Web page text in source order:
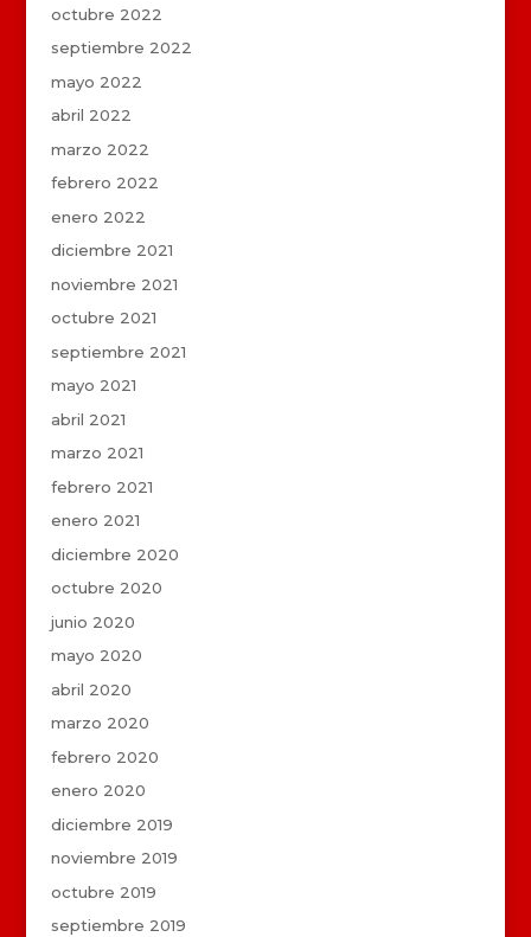
octubre 2022
septiembre 2022
mayo 2022
abril 2022
marzo 2022
febrero 2022
enero 2022
diciembre 2021
noviembre 2021
octubre 2021
septiembre 2021
mayo 2021
abril 2021
marzo 2021
febrero 2021
enero 2021
diciembre 2020
octubre 2020
junio 2020
mayo 2020
abril 2020
marzo 2020
febrero 2020
enero 2020
diciembre 2019
noviembre 2019
octubre 2019
septiembre 2019